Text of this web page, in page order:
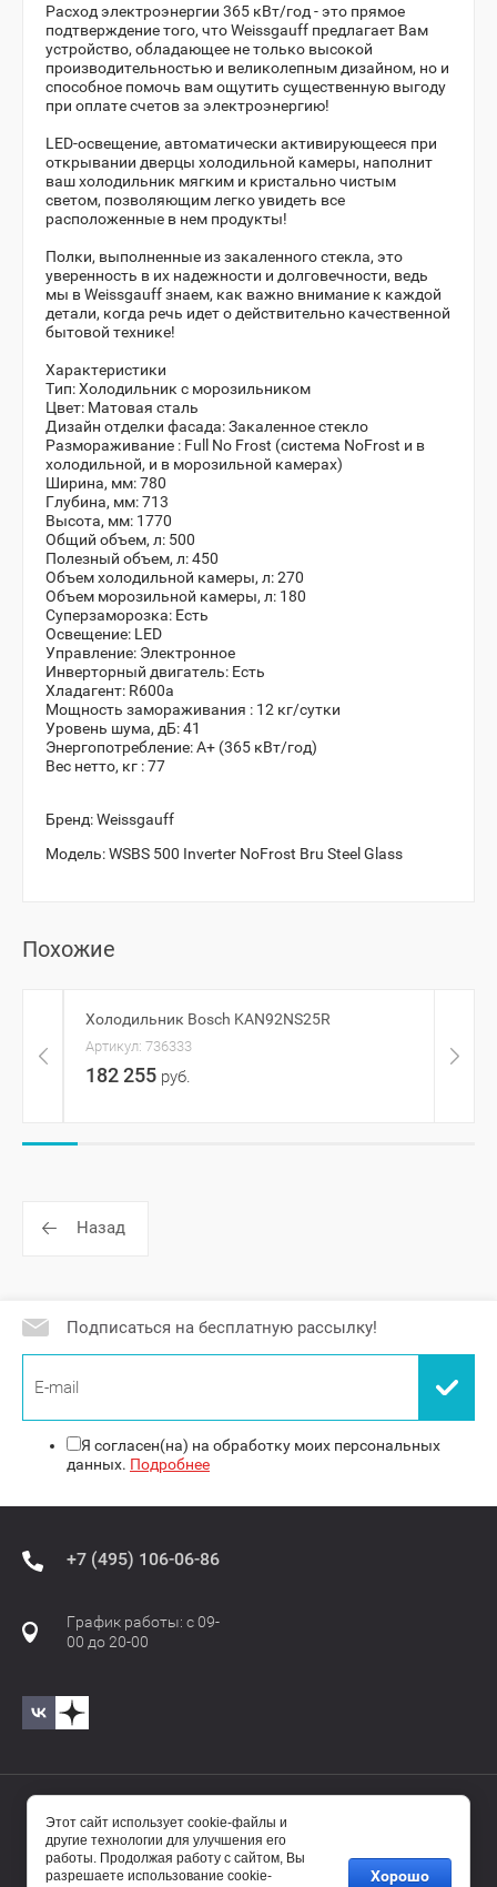
Расход электроэнергии 365 кВт/год - это прямое
подтверждение того, что Weissgauff предлагает Вам
устройство, обладающее не только высокой
производительностью и великолепным дизайном, но и
способное помочь вам ощутить существенную выгоду
при оплате счетов за электроэнергию!
LED-освещение, автоматически активирующееся при
открывании дверцы холодильной камеры, наполнит
ваш холодильник мягким и кристально чистым
светом, позволяющим легко увидеть все
расположенные в нем продукты!
Полки, выполненные из закаленного стекла, это
уверенность в их надежности и долговечности, ведь
мы в Weissgauff знаем, как важно внимание к каждой
детали, когда речь идет о действительно качественной
бытовой технике!
Характеристики
Тип:Холодильник с морозильником
Цвет: Матовая сталь
Дизайн отделки фасада:Закаленное стекло
Размораживание : Full No Frost (система NoFrost и в
холодильной, и в морозильной камерах)
Ширина, мм:780
Глубина, мм:713
Высота, мм: 1770
Общий объем, л: 500
Полезный объем, л:450
Объем холодильной камеры, л:270
Объем морозильной камеры, л: 180
Суперзаморозка: Есть
Освещение: LED
Управление: Электронное
Инверторный двигатель: Есть
Хладагент: R600a
Мощность замораживания : 12 кг/сутки
Уровень шума, дБ:41
Энергопотребление:А+ (365 кВт/год)
Вес нетто, кг :77
Бренд:Weissgauff
Модель:WSBS 500 Inverter NoFrost Bru Steel Glass
Похожие
Холодильник Bosch KAN92NS25R
Артикул: 736333
182 255 руб.
Назад
Подписаться на бесплатную рассылку!
Я согласен(на) на обработку моих персональных
данных. Подробнее
+7 (495) 106-06-86
График работы: с 09-
00 до 20-00
© 2017—2025 Бавиро/Baviro
Этот сайт использует cookie-файлы и
другие технологии для улучшения его
работы. Продолжая работу с сайтом, Вы
разрешаете использование cookie-
Хорошо